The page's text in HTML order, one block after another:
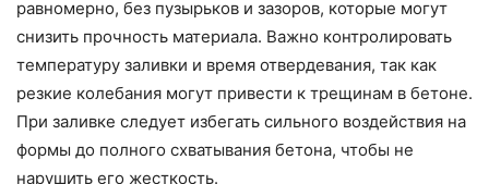
равномерно, без пузырьков и зазоров, которые могут
снизить прочность материала. Важно контролировать
температуру заливки и время отвердевания, так как
резкие колебания могут привести к трещинам в бетоне.
При заливке следует избегать сильного воздействия на
формы до полного схватывания бетона, чтобы не
нарушить его жесткость.